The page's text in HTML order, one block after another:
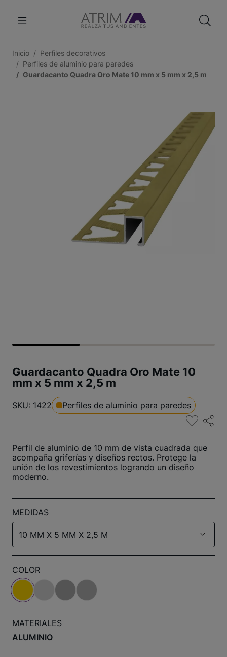
Inicio
Perfiles decorativos
Perfiles de aluminio para paredes
Guardacanto Quadra Oro Mate 10 mm x 5 mm x 2,5 m
Guardacanto Quadra Oro Mate 10
mm x 5 mm x 2,5 m
SKU: 1422 Perfiles de aluminio para paredes
Perfil de aluminio de 10 mm de vista cuadrada que
acompaña griferías y diseños rectos. Protege la
unión de los revestimientos logrando un diseño
moderno.
MEDIDAS
10 MM X 5 MM X 2,5 M
COLOR
MATERIALES
ALUMINIO